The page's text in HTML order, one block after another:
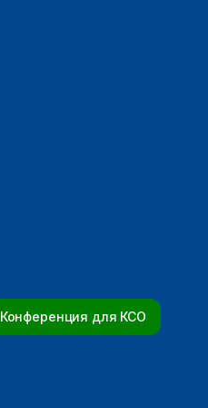
Конференция для КСО